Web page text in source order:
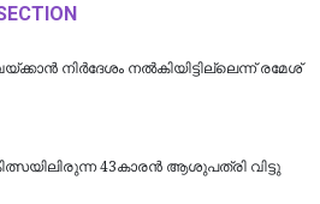
നിർദേശം നൽകിയിട്ടില്ലെന്ന് രമേശ്
43കാരന്‍ ആശുപത്രി വിട്ടു